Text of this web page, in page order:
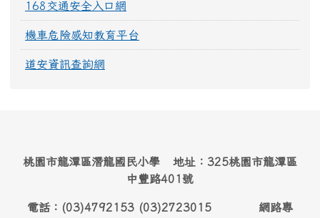
168交通安全入口網
機車危險感知教育平台
道安資訊查詢網
桃園市龍潭區潛龍國民小學 地址：325桃園市龍潭區
中豐路401號
電話：(03)4792153 (03)2723015 網路專